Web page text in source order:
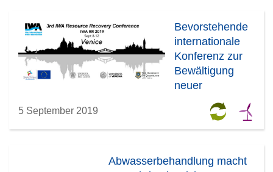
Bevorstehende
internationale
Konferenz zur
Bewältigung
neuer
Herausforderungen
5 September 2019
Abwasserbehandlung macht